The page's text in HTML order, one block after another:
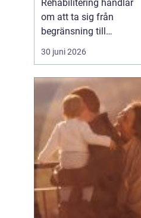
Rehabilitering handlar
om att ta sig från
begränsning till
möjligheter. Efter en
skada, sjukdom eller
kroppen kännas
främmande och
vardagen tung. Med rätt
stöd inom rehab Svedala
k...
30 juni 2026